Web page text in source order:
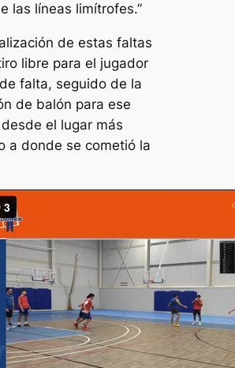
las líneas limítrofes.”
de estas faltas
libre para el jugador
falta, seguido de la
de balón para ese
el lugar más
a donde se cometió la